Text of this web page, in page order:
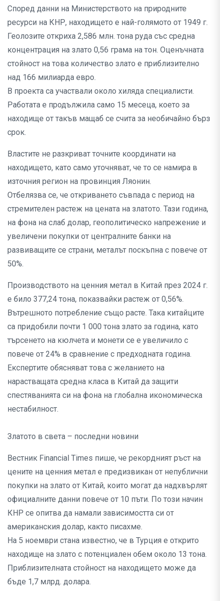
Според данни на Министерството на природните
ресурси на КНР, находището е най-голямото от 1949 г.
Геолозите откриха 2,586 млн. тона руда със средна
концентрация на злато 0,56 грама на тон. Оценъчната
стойност на това количество злато е приблизително
над 166 милиарда евро.
В проекта са участвали около хиляда специалисти.
Работата е продължила само 15 месеца, което за
находище от такъв мащаб се счита за необичайно бърз
срок.
Властите не разкриват точните координати на
находището, като само уточняват, че то се намира в
източния регион на провинция Ляонин.
Отбелязва се, че откриването съвпада с период на
стремителен растеж на цената на златото. Тази година,
на фона на слаб долар, геополитическо напрежение и
увеличени покупки от централните банки на
развиващите се страни, металът поскъпна с повече от
50%.
Производството на ценния метал в Китай през 2024 г.
е било 377,24 тона, показвайки растеж от 0,56%.
Вътрешното потребление също расте. Така китайците
са придобили почти 1 000 тона злато за година, като
търсенето на кюлчета и монети се е увеличило с
повече от 24% в сравнение с предходната година.
Експертите обясняват това с желанието на
нарастващата средна класа в Китай да защити
спестяванията си на фона на глобална икономическа
нестабилност.
Златото в света – последни новини
Вестник Financial Times пише, че рекордният ръст на
цените на ценния метал е предизвикан от непублични
покупки на злато от Китай, които могат да надхвърлят
официалните данни повече от 10 пъти. По този начин
КНР се опитва да намали зависимостта си от
американския долар, както писахме.
На 5 ноември стана известно, че в Турция е открито
находище на злато с потенциален обем около 13 тона.
Приблизителната стойност на находището може да
бъде 1,7 млрд. долара.